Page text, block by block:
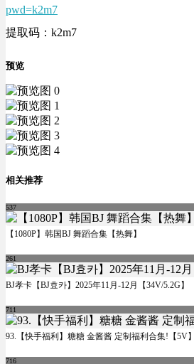
pwd=k2m7
提取码：k2m7
预览
相关推荐
537
【1080P】韩国BJ 舞蹈合集【热舞】
261
BJ孝卡【BJ효카】2025年11月-12月【34V/5.2G】
711
93.【快手福利】糖糖 金酱酱 定制福利合集!【5V】
716